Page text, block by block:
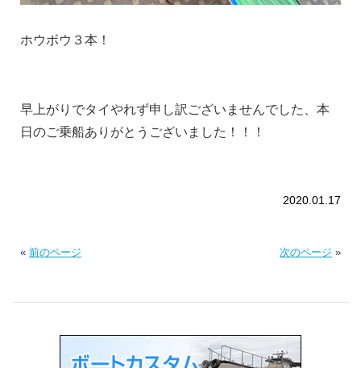
ホウボウ３本！
早上がりでタイやれず申し訳ございませんでした、本
日のご乗船ありがとうございました！！！
2020.01.17
« 前のページ 次のページ »